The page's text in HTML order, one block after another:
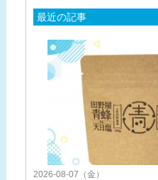
最近の記事
2026-08-07（金）